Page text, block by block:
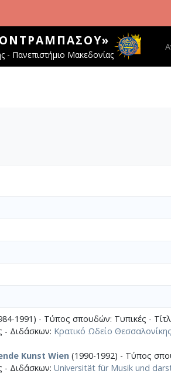
- Πανεπιστήμιο Μακεδονίας
1991) - Τύπος σπουδών: Τυπικές -
- Διδάσκων: Κρατικό Ωδείο Θεσσαλονίκης
Kunst Wien (1990-1992) - Τύπος
- Διδάσκων: Universität für Musik und